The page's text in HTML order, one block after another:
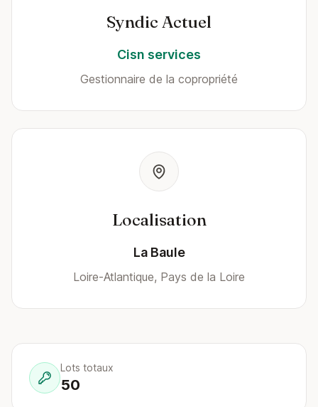
Syndic Actuel
Cisn services
Gestionnaire de la copropriété
Localisation
La Baule
Loire-Atlantique, Pays de la Loire
Lots totaux
50